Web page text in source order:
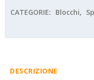
CATEGORIE: Blocchi,
DESCRIZIONE